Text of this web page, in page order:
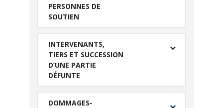
PERSONNES DE
SOUTIEN
INTERVENANTS,
TIERS ET SUCCESSION
D’UNE PARTIE
DÉFUNTE
DOMMAGES-